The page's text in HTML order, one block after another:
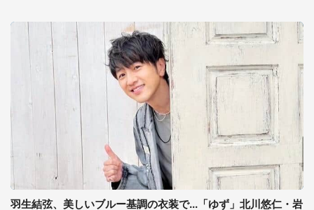
羽生結弦、美しいブルー基調の衣装で...「ゆず」北川悠仁・岩